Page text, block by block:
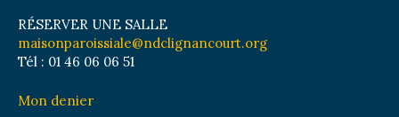
RÉSERVER UNE SALLE
maisonparoissiale@ndclignancourt.org
Tél : 01 46 06 06 51
Mon denier